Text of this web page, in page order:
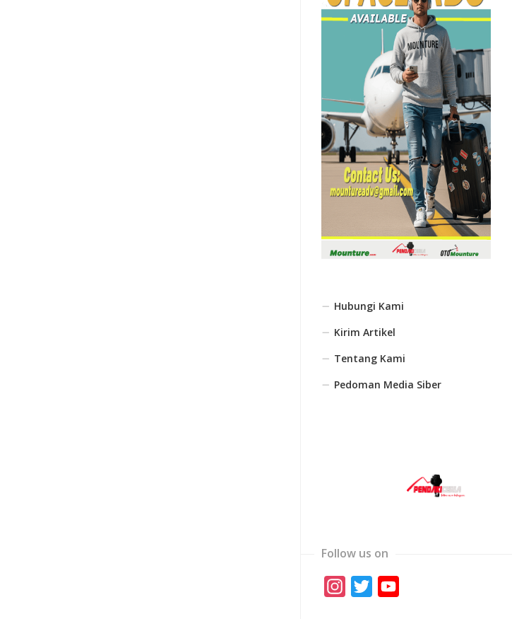
Hubungi Kami
Kirim Artikel
Tentang Kami
Pedoman Media Siber
Follow us on
Instagram
Twitter